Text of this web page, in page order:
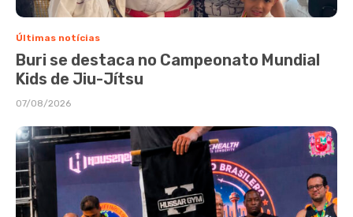
Últimas notícias
Buri se destaca no Campeonato Mundial
Kids de Jiu-Jítsu
07/08/2026